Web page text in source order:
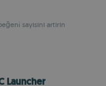
sayısını artırın
Launcher